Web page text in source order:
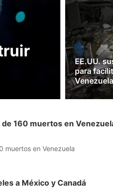
EE.UU.
para
160 muertos en
muertos en Venezuela
a México y Canadá